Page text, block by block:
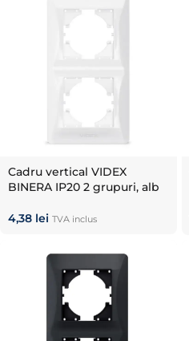
Cadru vertical VIDEX
BINERA IP20 2 grupuri, alb
4,38 lei TVA inclus